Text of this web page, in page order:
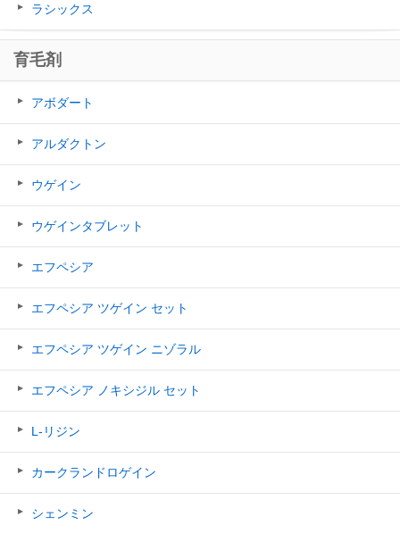
ラシックス
育毛剤
アボダート
アルダクトン
ウゲイン
ウゲインタブレット
エフペシア
エフペシア ツゲイン セット
エフペシア ツゲイン ニゾラル
エフペシア ノキシジル セット
L-リジン
カークランドロゲイン
シェンミン